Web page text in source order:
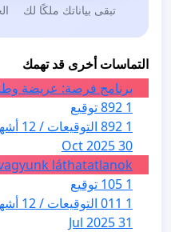
تبقى بياناتك ملكًا لك
التماسات أخرى قد تهمك
برنامج فرصة: عريضة
1 892 توقيع
1 892 التوقيعات / 12 أشهر
30 Oct 2025
láthatatlanok!
1 105 توقيع
1 011 التوقيعات / 12 أشهر
31 Jul 2025